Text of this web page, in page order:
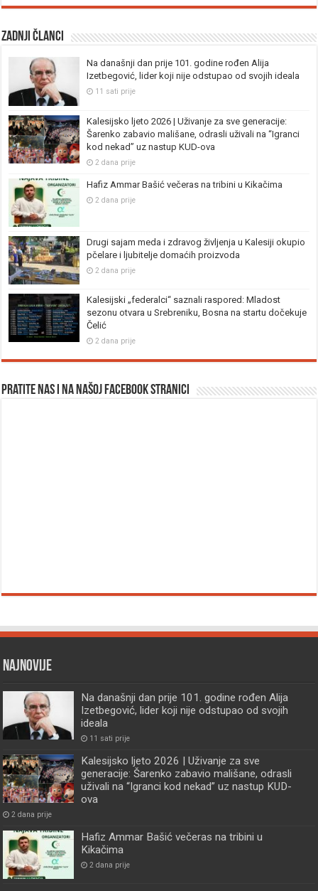
Zadnji članci
Na današnji dan prije 101. godine rođen Alija
Izetbegović, lider koji nije odstupao od svojih ideala
11 sati prije
Kalesijsko ljeto 2026 | Uživanje za sve generacije:
Šarenko zabavio mališane, odrasli uživali na “Igranci
kod nekad” uz nastup KUD-ova
2 dana prije
Hafiz Ammar Bašić večeras na tribini u Kikačima
2 dana prije
Drugi sajam meda i zdravog življenja u Kalesiji okupio
pčelare i ljubitelje domaćih proizvoda
2 dana prije
Kalesijski „federalci“ saznali raspored: Mladost
sezonu otvara u Srebreniku, Bosna na startu dočekuje
Čelić
2 dana prije
Pratite nas i na našoj facebook stranici
Najnovije
Na današnji dan prije 101. godine rođen Alija
Izetbegović, lider koji nije odstupao od svojih
ideala
11 sati prije
Kalesijsko ljeto 2026 | Uživanje za sve
generacije: Šarenko zabavio mališane, odrasli
uživali na “Igranci kod nekad” uz nastup KUD-
ova
2 dana prije
Hafiz Ammar Bašić večeras na tribini u
Kikačima
2 dana prije